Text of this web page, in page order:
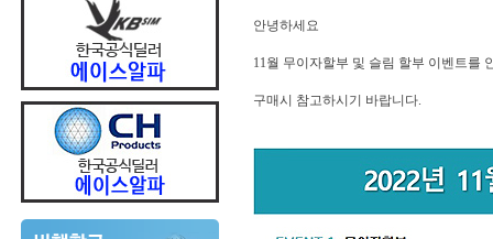
안녕하세요
11월 무이자할부 및 슬림 할부 이벤트를
구매시 참고하시기 바랍니다.